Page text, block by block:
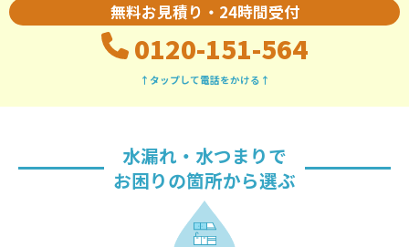
無料お見積り・24時間受付
0120-151-564
↑タップして電話をかける↑
水漏れ・水つまりで
お困りの箇所から選ぶ